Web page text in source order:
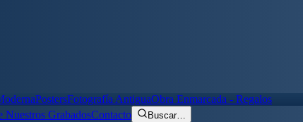
PostersFotografía AntiguaObra Enmarcada - Regalos
Nuestros GrabadosContacto Buscar…